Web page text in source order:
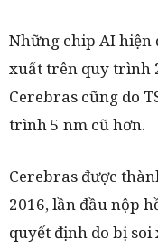
Những chip AI hiện
xuất trên quy trình
Cerebras cũng do
trình 5 nm cũ hơn.
Cerebras được
2016, lần đầu nộp
quyết định do bị